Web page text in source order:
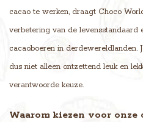
cacao te werken, draagt Choco
verbetering van de levensstandaard
cacaoboeren in derdewereldlanden.
dus niet alleen ontzettend leuk en
verantwoorde keuze.
Waarom kiezen voor onze